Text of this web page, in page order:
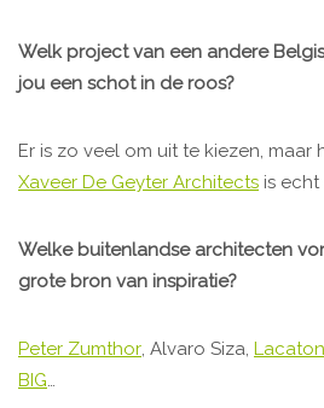
Welk project van een andere
jou een schot in de roos?
Er is zo veel om uit te kiezen, maar
Xaveer De Geyter Architects is
Welke buitenlandse architecten
grote bron van inspiratie?
Peter Zumthor, Alvaro Siza,
BIG…